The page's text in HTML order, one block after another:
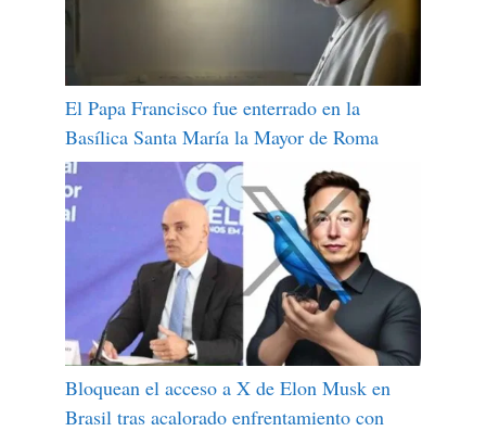
El Papa Francisco fue enterrado en la
Basílica Santa María la Mayor de Roma
Bloquean el acceso a X de Elon Musk en
Brasil tras acalorado enfrentamiento con